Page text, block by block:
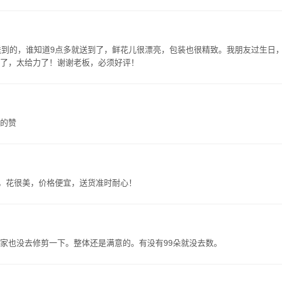
的，谁知道9点多就送到了，鲜花儿很漂亮，包装也很精致。我朋友过生日
，太给力了！谢谢老板，必须好评！
赞
很美，价格便宜，送货准时耐心！
也没去修剪一下。整体还是满意的。有没有99朵就没去数。